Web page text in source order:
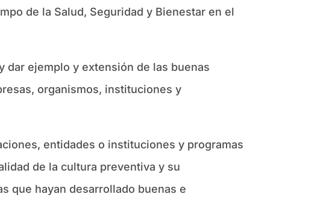
de la Salud, Seguridad y Bienestar en el
dar ejemplo y extensión de las buenas
organismos, instituciones y
entidades o instituciones y programas
de la cultura preventiva y su
que hayan desarrollado buenas e